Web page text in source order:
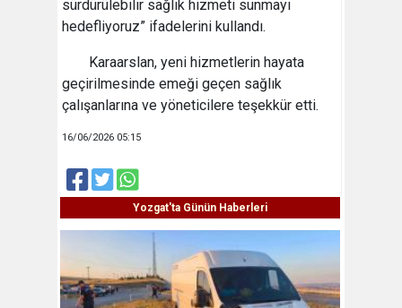
sürdürülebilir sağlık hizmeti sunmayı
hedefliyoruz” ifadelerini kullandı.
Karaarslan, yeni hizmetlerin hayata
geçirilmesinde emeği geçen sağlık
çalışanlarına ve yöneticilere teşekkür etti.
16/06/2026 05:15
Yozgat'ta Günün Haberleri